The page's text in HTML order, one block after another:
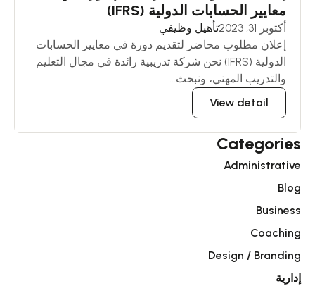
معايير الحسابات الدولية (IFRS)
أكتوبر 31, 2023
تأهيل وظيفي
إعلان مطلوب محاضر لتقديم دورة في معايير الحسابات
الدولية (IFRS) نحن شركة تدريبية رائدة في مجال التعليم
والتدريب المهني، ونبحث...
View detail
Categories
Administrative
Blog
Business
Coaching
Design / Branding
إدارية